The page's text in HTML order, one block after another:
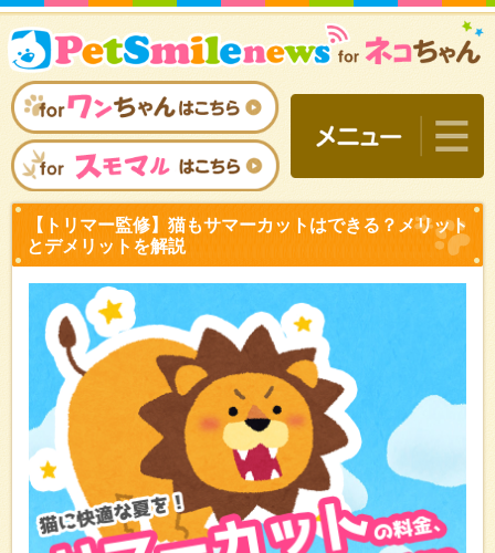
【トリマー監修】猫もサマ
とデメリットを解説